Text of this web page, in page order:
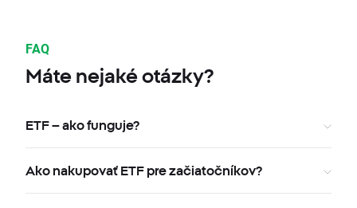
FAQ
Máte nejaké otázky?
ETF – ako funguje?
Ako nakupovať ETF pre začiatočníkov?